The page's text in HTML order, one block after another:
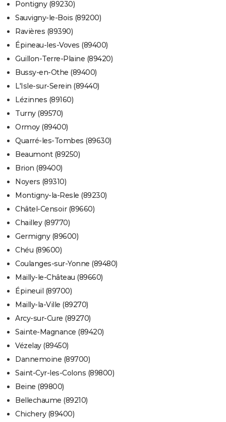
Pontigny (89230)
Sauvigny-le-Bois (89200)
Ravières (89390)
Épineau-les-Voves (89400)
Guillon-Terre-Plaine (89420)
Bussy-en-Othe (89400)
L'Isle-sur-Serein (89440)
Lézinnes (89160)
Turny (89570)
Ormoy (89400)
Quarré-les-Tombes (89630)
Beaumont (89250)
Brion (89400)
Noyers (89310)
Montigny-la-Resle (89230)
Châtel-Censoir (89660)
Chailley (89770)
Germigny (89600)
Chéu (89600)
Coulanges-sur-Yonne (89480)
Mailly-le-Château (89660)
Épineuil (89700)
Mailly-la-Ville (89270)
Arcy-sur-Cure (89270)
Sainte-Magnance (89420)
Vézelay (89450)
Dannemoine (89700)
Saint-Cyr-les-Colons (89800)
Beine (89800)
Bellechaume (89210)
Chichery (89400)